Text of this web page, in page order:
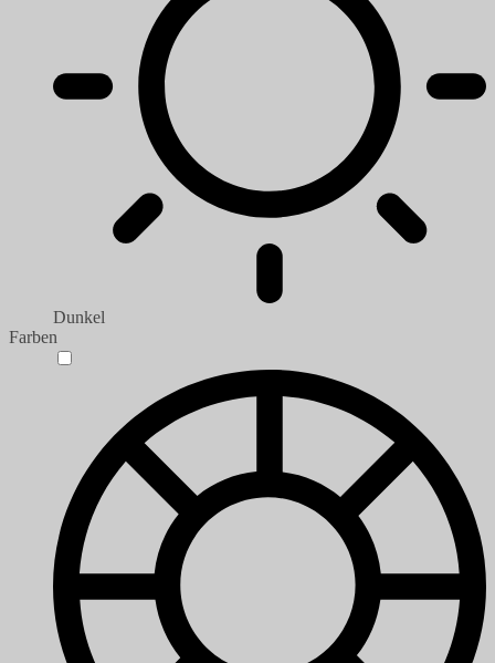
Dunkel
Farben